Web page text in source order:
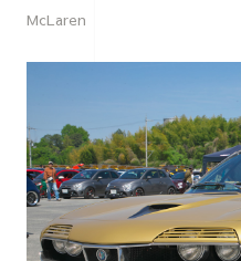
McLaren